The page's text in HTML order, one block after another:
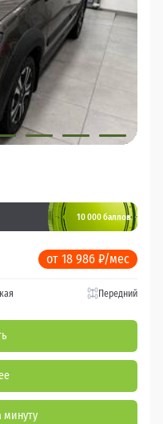
10 000 баллов
от 18 986 ₽/мес
Передний
минуту